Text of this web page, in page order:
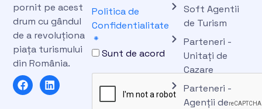
pornit pe acest
drum cu gândul
de a revoluționa
piața turismului
din România.
F
a
L
i
Politica de
Confidentialitate
Sunt de acord
Soft Agentii
de Turism
Parteneri -
Unitați de
Cazare
Parteneri -
Agenții de